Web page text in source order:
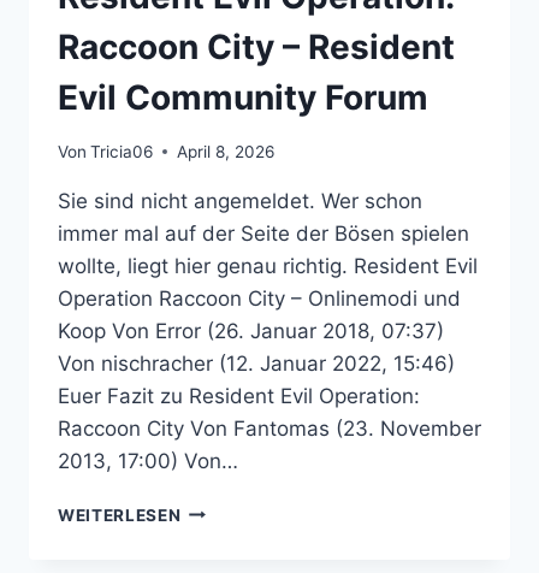
Raccoon City – Resident
Evil Community Forum
Von Tricia06 April 8, 2026
Sie sind nicht angemeldet. Wer schon
immer mal auf der Seite der Bösen spielen
wollte, liegt hier genau richtig. Resident Evil
Operation Raccoon City – Onlinemodi und
Koop Von Error (26. Januar 2018, 07:37)
Von nischracher (12. Januar 2022, 15:46)
Euer Fazit zu Resident Evil Operation:
Raccoon City Von Fantomas (23. November
2013, 17:00) Von…
WEITERLESEN RESIDENT